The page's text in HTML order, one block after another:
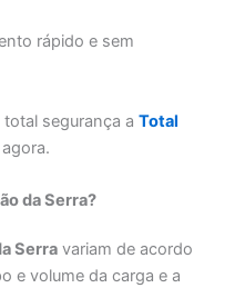
rápido e sem
segurança a Total
da Serra?
Serra variam de acordo
e volume da carga e a